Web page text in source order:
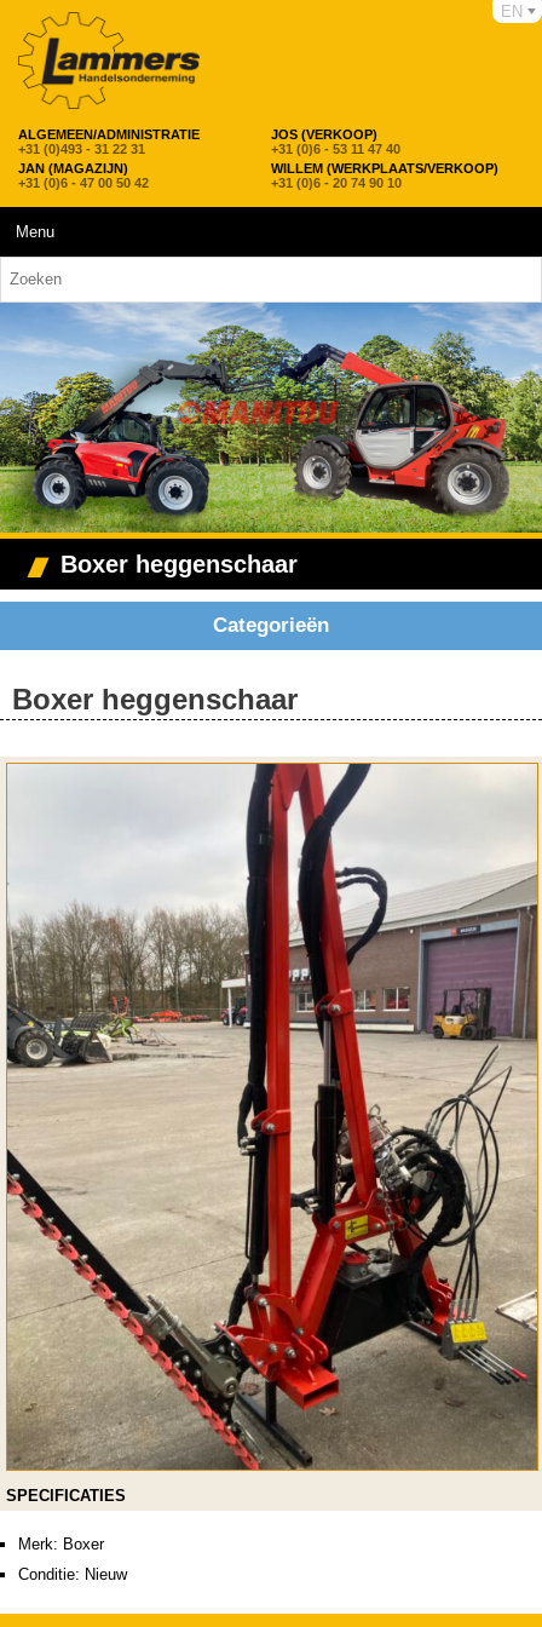
ALGEMEEN/ADMINISTRATIE
+31 (0)493 - 31 22 31
JOS (VERKOOP)
+31 (0)6 - 53 11 47 40
JAN (MAGAZIJN)
+31 (0)6 - 47 00 50 42
WILLEM (WERKPLAATS/VERKOOP)
+31 (0)6 - 20 74 90 10
EN
Menu
Boxer heggenschaar
Categorieën
Boxer heggenschaar
SPECIFICATIES
Merk: Boxer
Conditie: Nieuw